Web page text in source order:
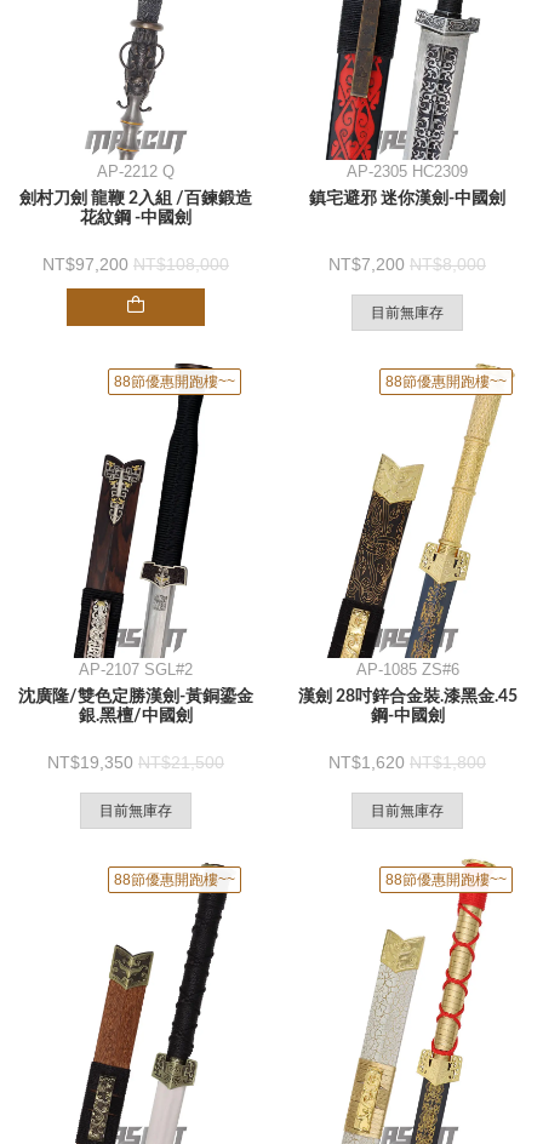
AP-2212 Q
劍村刀劍 龍鞭 2入組 /百鍊鍛造
花紋鋼 -中國劍
97,200 108,000
AP-2305 HC2309
鎮宅避邪 迷你漢劍-中國劍
7,200 8,000
目前無庫存
88節優惠開跑樓~~
AP-2107 SGL#2
沈廣隆/雙色定勝漢劍-黃銅鎏金
銀.黑檀/中國劍
19,350 21,500
目前無庫存
88節優惠開跑樓~~
AP-1085 ZS#6
漢劍 28吋鋅合金裝.漆黑金.45
鋼-中國劍
1,620 1,800
目前無庫存
88節優惠開跑樓~~ 88節優惠開跑樓~~